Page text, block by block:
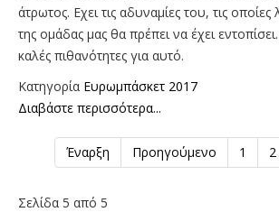
άτρωτος. Εχει τις αδυναμίες του, τις
της ομάδας μας θα πρέπει να έχει
καλές πιθανότητες για αυτό.
Κατηγορία Ευρωμπάσκετ 2017
Διαβάστε περισσότερα...
Έναρξη Προηγούμενο 1 2
Σελίδα 5 από 5